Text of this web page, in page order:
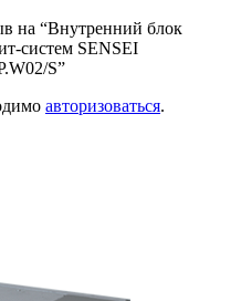
на “Внутренний блок
систем SENSEI
S”
авторизоваться.